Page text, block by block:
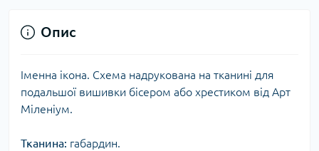
Опис
Іменна ікона. Схема надрукована на тканині для
подальшої вишивки бісером або хрестиком від Арт
Міленіум.
Тканина: габардин.